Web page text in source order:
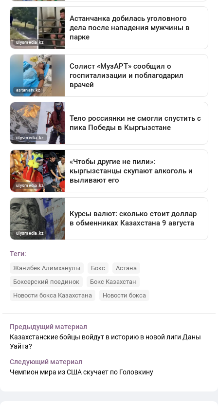
Теги:
Жанибек Алимханулы Бокс
Астана
Боксерский поединок
Бокс Казахстан
Новости бокса Казахстана
Новости бокса
Предыдущий материал
Казахстанские бойцы войдут в историю в новой лиги Даны
Уайта?
Следующий материал
Чемпион мира из США скучает по Головкину